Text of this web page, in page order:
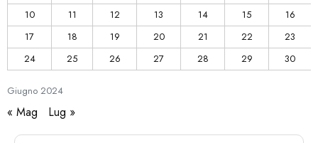
Giugno 2024
10
11 12 13 14 15
16
17
18 19 20 21 22
23
24
25 26 27 28 29 30
« Mag Lug »